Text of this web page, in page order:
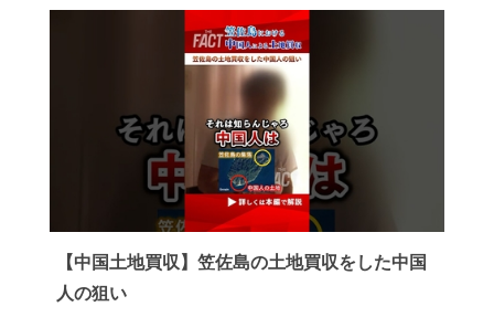
【中国土地買収】笠佐島の土地買収をした中国
人の狙い